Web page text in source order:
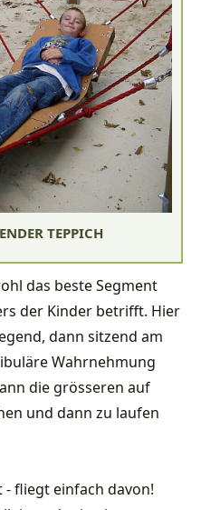
TEPPICH
das beste Segment
der Kinder betrifft. Hier
dann sitzend am
Wahrnehmung
die grösseren auf
und dann zu laufen
- fliegt einfach davon!